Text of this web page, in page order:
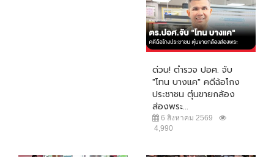
ด่วน! ตำรวจ ปอศ. จับ
"โทน บางแค" คดีฉ้อโกง
ประชาชน ตุ๋นขายกล้อง
ส่องพระ...
6 สิงหาคม 2569
4,990